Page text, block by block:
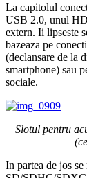
La capitolul
USB 2.0, unul
extern. Ii lipseste
bazeaza pe
(declansare de la
smartphone) sau
sociale.
Slotul pentru
In partea de jos